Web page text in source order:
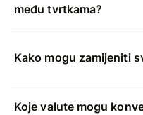
među tvrtkama?
Kako mogu zamijeniti
Koje valute mogu